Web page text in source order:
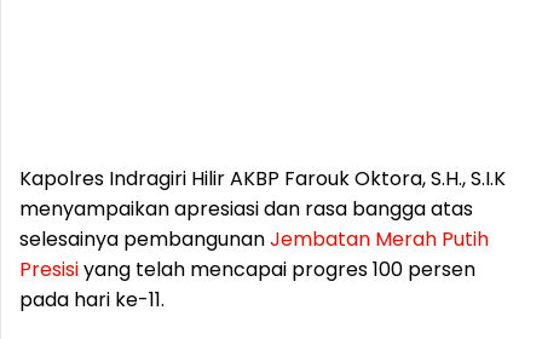
Kapolres Indragiri Hilir AKBP Farouk Oktora, S.H., S.I.K
menyampaikan apresiasi dan rasa bangga atas
selesainya pembangunanJembatan Merah Putih
Presisiyang telah mencapai progres 100 persen
pada hari ke-11.